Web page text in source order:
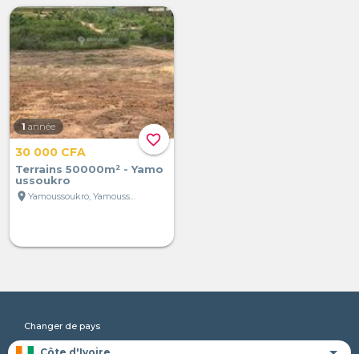
favorite_border
1 année
30 000 CFA
Terrains 50000m² - Yamo
ussoukro
location_on
Yamoussoukro, Yamoussoukro, Côte d'Ivoire
Changer de pays